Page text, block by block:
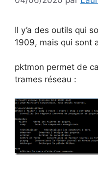
Il y’a des outils qui
1909, mais qui sont
pktmon permet de
trames réseau :